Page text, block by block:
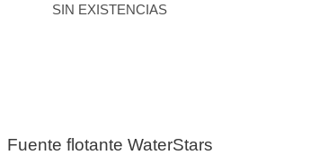
SIN EXISTENCIAS
Fuente flotante WaterStars